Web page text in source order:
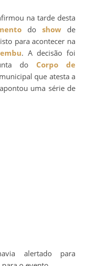
na tarde desta
do show de
para acontecer na
. A decisão foi
do Corpo de
que atesta a
uma série de
alertado para